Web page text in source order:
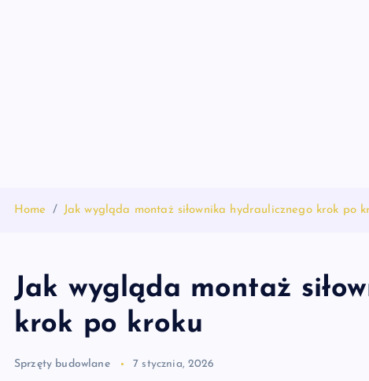
Home Jak wygląda montaż siłownika hydraulicznego krok po
Jak wygląda montaż
krok po kroku
Sprzęty budowlane 7 stycznia, 2026